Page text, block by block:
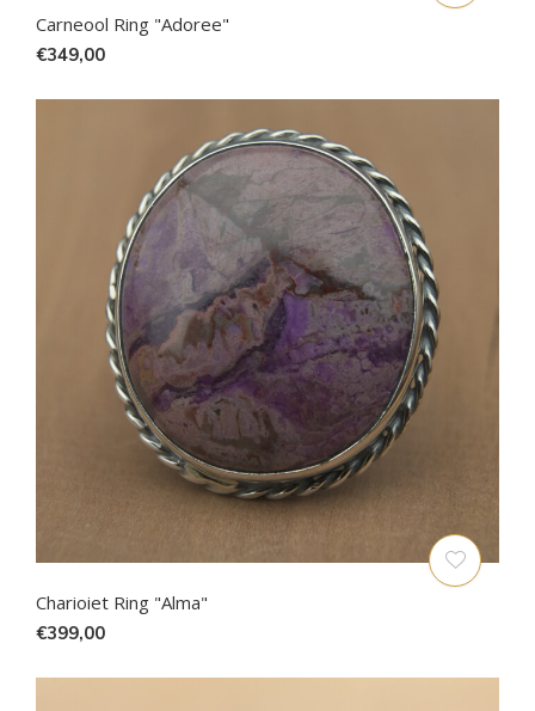
Carneool Ring "Adoree"
€349,00
Charioiet Ring "Alma"
€399,00